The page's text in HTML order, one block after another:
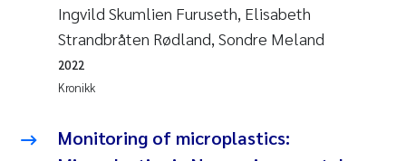
Ingvild Skumlien Furuseth, Elisabeth
Strandbråten Rødland, Sondre Meland
Kronikk
2022
Monitoring of microplastics: